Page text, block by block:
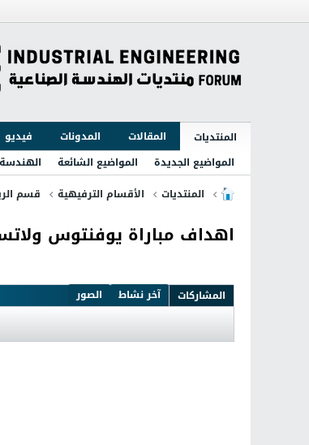
المنتديات المقالات المدونات فيديو
المواضيع الجديدة
المواضيع الشائعة
المنتديات
الأقسام الترفيهية قسم
اهداف مباراة يوفنتوس ولاتسيو
المشاركات آخر نشاط الصور